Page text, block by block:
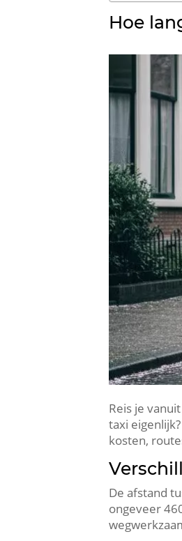
Hoe
Reis je
taxi
kosten,
De afstand
ongeveer